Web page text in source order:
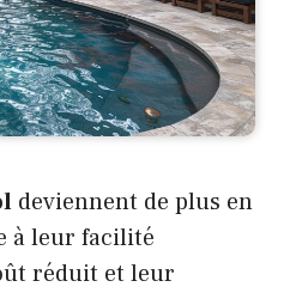
deviennent de plus en
à leur facilité
réduit et leur